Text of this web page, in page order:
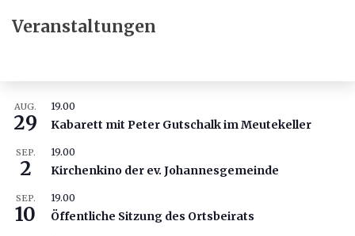
Veranstaltungen
AUG.
29
19.00
Kabarett mit Peter Gutschalk im Meutekeller
SEP.
2
19.00
Kirchenkino der ev. Johannesgemeinde
SEP.
10
19.00
Öffentliche Sitzung des Ortsbeirats